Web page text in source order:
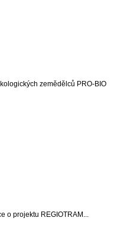
zemědělců PRO-BIO
o projektu REGIOTRAM...